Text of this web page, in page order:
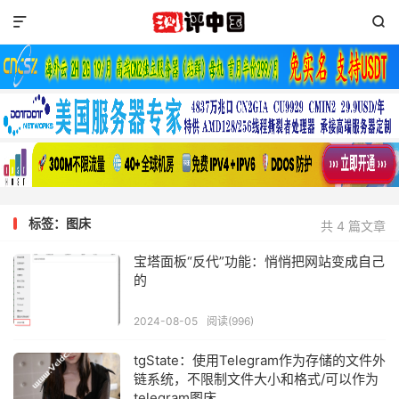


共 4 篇文章
标签：图床
宝塔面板“反代”功能：悄悄把网站变成自己
的
2024-08-05 阅读(996)
tgState：使用Telegram作为存储的文件外
链系统，不限制文件大小和格式/可以作为